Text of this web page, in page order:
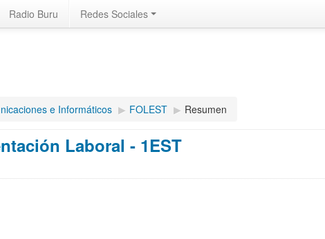
Radio Buru Redes Sociales
e Informáticos ▶︎ FOLEST ▶︎ Resumen
Laboral - 1EST